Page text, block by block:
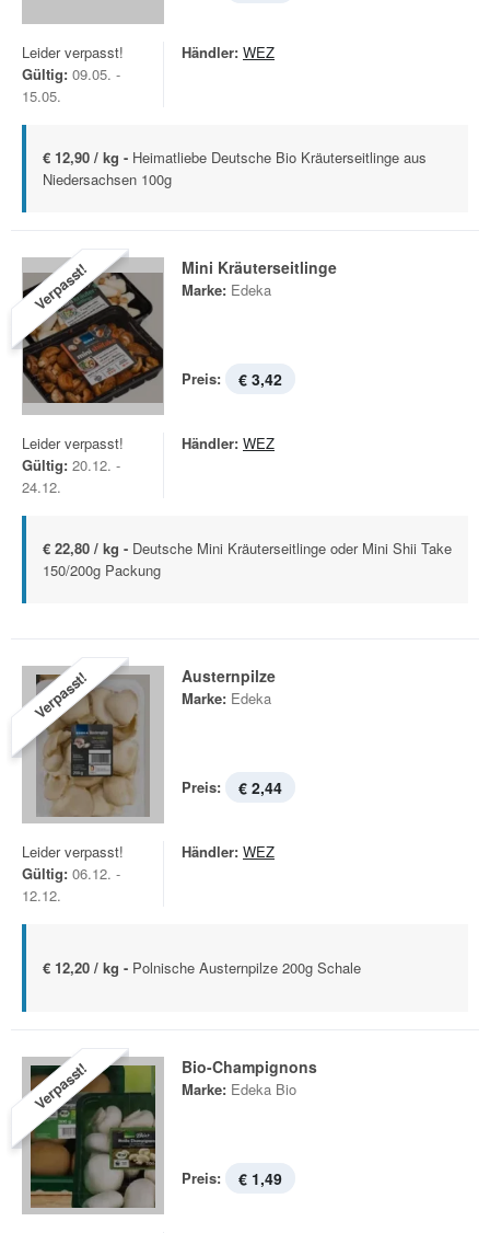
Leider verpasst!
Gültig: 09.05. -
15.05.
Händler: WEZ
€ 12,90 / kg - Heimatliebe Deutsche Bio Kräuterseitlinge aus
Niedersachsen 100g
Verpasst! Mini Kräuterseitlinge
Marke: Edeka
Preis: € 3,42
Leider verpasst!
Gültig: 20.12. -
24.12.
Händler: WEZ
€ 22,80 / kg - Deutsche Mini Kräuterseitlinge oder Mini Shii Take
150/200g Packung
Verpasst! Austernpilze
Marke: Edeka
Preis: € 2,44
Leider verpasst!
Gültig: 06.12. -
12.12.
Händler: WEZ
€ 12,20 / kg - Polnische Austernpilze 200g Schale
Verpasst! Bio-Champignons
Marke: Edeka Bio
Preis: € 1,49